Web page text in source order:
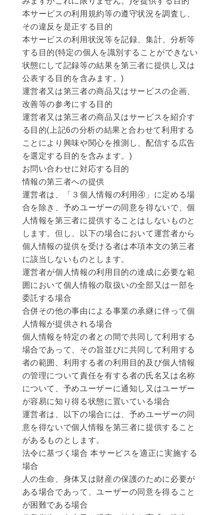
本サービスの利用規約等の遵守状況を調査し、
その違反を是正する目的
本サービスの利用状況等を記録、集計、分析等
する目的(特定の個人を識別することができない
状態にして記録等の結果を第三者に提供し又は
公表する目的を含みます。)
運営者又は第三者の商品又はサービスの企画、
改善等の参考にする目的
運営者又は第三者の商品又はサービスを紹介す
る目的(上記6の分析の結果と合わせて利用する
ことにより興味や関心を推測し、配信する広告
を選定する目的を含みます。)
お問い合わせに対応する目的
情報の第三者への提供
運営者は、「３個人情報の利用④」に定める場
合を除き、予めユーザーの同意を得ないで、個
人情報を第三者に提供することはしないものと
します。但し、以下の場合において運営者から
個人情報の提供を受ける者は本項本文の第三者
に該当しないものとします。
運営者が個人情報の利用目的の達成に必要な範
囲において個人情報の取扱いの全部又は一部を
委託する場合
合併その他の事由による事業の承継に伴って個
人情報が提供される場合
個人情報を特定の者との間で共同して利用する
場合であって、その旨並びに共同して利用する
者の範囲、利用する者の利用目的及び個人情報
の管理について責任を有する者の氏名又は名称
について、予めユーザーに通知し又はユーザー
が容易に知り得る状態に置いている場合
運営者は、以下の場合には、予めユーザーの同
意を得ないで個人情報を第三者に提供すること
があるものとします。
法令に基づく場合 本サービスを適正に実施する
場合
人の生命、身体又は財産の保護のために必要が
ある場合であって、ユーザーの同意を得ること
が困難である場合